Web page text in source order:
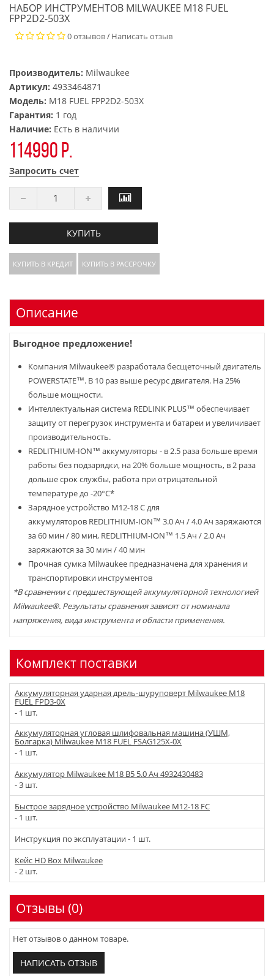
НАБОР ИНСТРУМЕНТОВ MILWAUKEE M18 FUEL
FPP2D2-503X
0 отзывов/ Написать отзыв
Производитель: Milwaukee
Артикул: 4933464871
Модель: M18 FUEL FPP2D2-503X
Гарантия: 1 год
Наличие: Есть в наличии
114990 р.
Запросить счет
КУПИТЬ
КУПИТЬ В КРЕДИТ КУПИТЬ В РАССРОЧКУ
Описание
Выгодное предложение!
Компания Milwaukee® разработала бесщеточный двигатель
POWERSTATE™. В 10 раз выше ресурс двигателя. На 25%
больше мощности.
Интеллектуальная система REDLINK PLUS™ обеспечивает
защиту от перегрузок инструмента и батареи и увеличивает
производительность.
REDLITHIUM-ION™ аккумуляторы - в 2.5 раза больше время
работы без подзарядки, на 20% больше мощность, в 2 раза
дольше срок службы, работа при отрицательной
температуре до -20°С*
Зарядное устройство M12-18 C для
аккумуляторов REDLITHIUM-ION™ 3.0 Ач / 4.0 Ач заряжаются
за 60 мин / 80 мин, REDLITHIUM-ION™ 1.5 Ач / 2.0 Ач
заряжаются за 30 мин / 40 мин
Прочная сумка Milwaukee предназначена для хранения и
транспортировки инструментов
*В сравнении с предшествующей аккумуляторной технологией
Milwaukee®. Результаты сравнения зависят от номинала
напряжения, вида инструмента и области применения.
Комплект поставки
Аккумуляторная ударная дрель-шуруповерт Milwaukee M18
FUEL FPD3-0X
- 1 шт.
Аккумуляторная угловая шлифовальная машина (УШМ,
Болгарка) Milwaukee M18 FUEL FSAG125X-0X
- 1 шт.
Аккумулятор Milwaukee M18 B5 5.0 Ач 4932430483
- 3 шт.
Быстрое зарядное устройство Milwaukee M12-18 FC
- 1 шт.
Инструкция по эксплуатации - 1 шт.
Кейс HD Box Milwaukee
- 2 шт.
Отзывы (0)
Нет отзывов о данном товаре.
НАПИСАТЬ ОТЗЫВ